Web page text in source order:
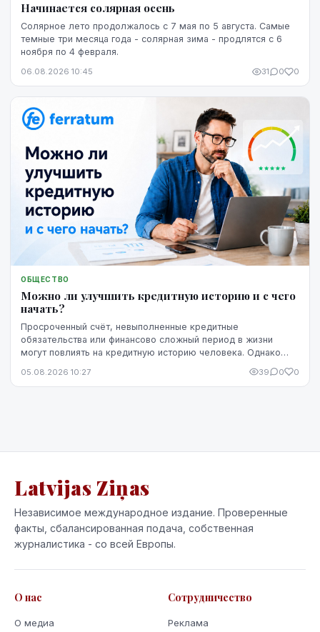
Начинается солярная осень
Солярное лето продолжалось с 7 мая по 5 августа. Самые
темные три месяца года - солярная зима - продлятся с 6
ноября по 4 февраля.
06.08.2026 10:45 31 0 0
ОБЩЕСТВО
Можно ли улучшить кредитную историю и с чего
начать?
Просроченный счёт, невыполненные кредитные
обязательства или финансово сложный период в жизни
могут повлиять на кредитную историю человека. Однако
невозможно изменить. Кредитную историю можно
05.08.2026 10:27 39 0 0
Latvijas Ziņas
Независимое международное издание. Проверенные
факты, сбалансированная подача, собственная
журналистика - со всей Европы.
О нас
О медиа
Сотрудничество
Реклама